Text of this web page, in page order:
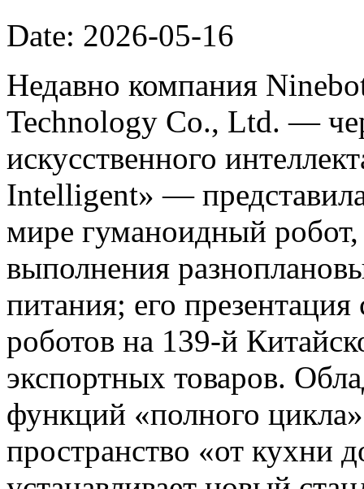
Date: 2026-05-16
Недавно компания
Technology Co., Ltd. —
искусственного
Intelligent» —
мире гуманоидный
выполнения
питания; его
роботов на 139-й
экспортных товаров.
функций «полного
пространство «от кухни